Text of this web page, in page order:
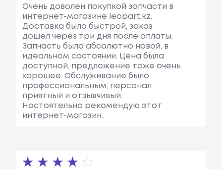
Очень доволен покупкой запчасти в
интернет-магазине leopart.kz.
Доставка была быстрой, заказ
дошел через три дня после оплаты.
Запчасть была абсолютно новой, в
идеальном состоянии. Цена была
доступной, предложение тоже очень
хорошее. Обслуживание было
профессиональным, персонал
приятный и отзывчивый.
Настоятельно рекомендую этот
интернет-магазин.